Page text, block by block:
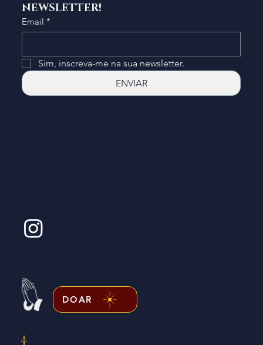
NEWSLETTER!
Email *
Sim, inscreva-me na sua newsletter.
ENVIAR
DOAR
╬